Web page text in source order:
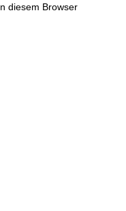
diesem Browser